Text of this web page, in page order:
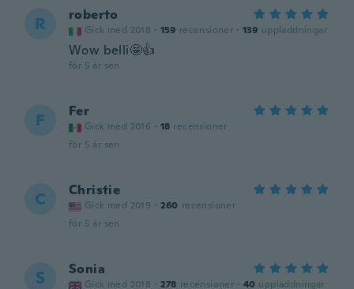
R roberto
Gick med 2018 · 159 recensioner · 139 uppladdningar
Wow belli🤩👍
för 5 år sen
F Fer
Gick med 2016 · 18 recensioner
för 5 år sen
C Christie
Gick med 2019 · 260 recensioner
för 5 år sen
S Sonia
Gick med 2018 · 278 recensioner · 40 uppladdningar